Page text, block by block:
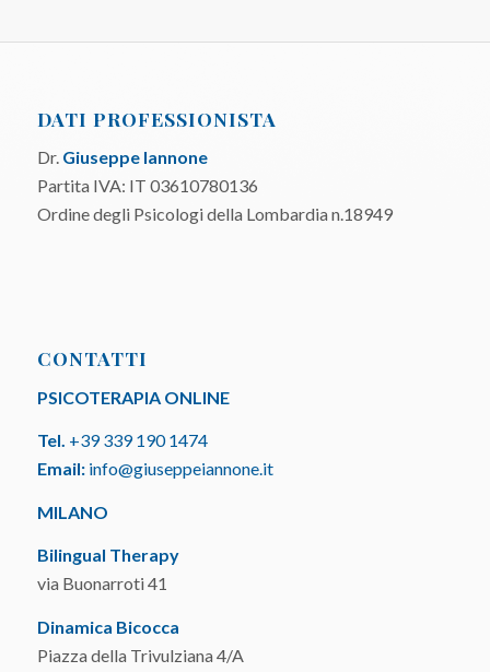
DATI PROFESSIONISTA
Dr. Giuseppe Iannone
Partita IVA: IT 03610780136
Ordine degli Psicologi della Lombardia n.18949
CONTATTI
PSICOTERAPIA ONLINE
Tel. +39 339 190 1474
Email: info@giuseppeiannone.it
MILANO
Bilingual Therapy
via Buonarroti 41
Dinamica Bicocca
Piazza della Trivulziana 4/A